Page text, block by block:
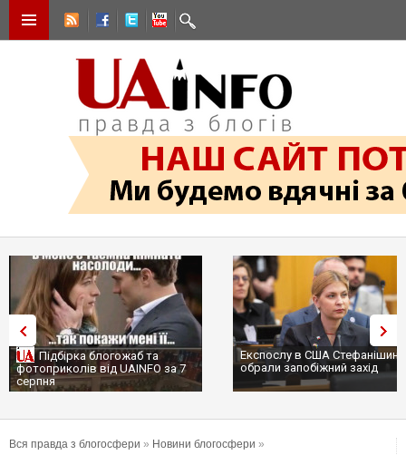
Підбірка блогожаб та
фотоприколів від UAINFO за 7
серпня
Експослу в США
обрали запобіжний захід
Вся правда з блогосфери » Новини блогосфери »